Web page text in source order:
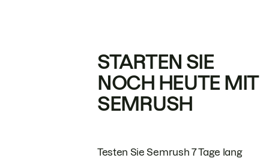
STARTEN SIE
NOCH HEUTE MIT
SEMRUSH
Testen Sie Semrush 7 Tage lang